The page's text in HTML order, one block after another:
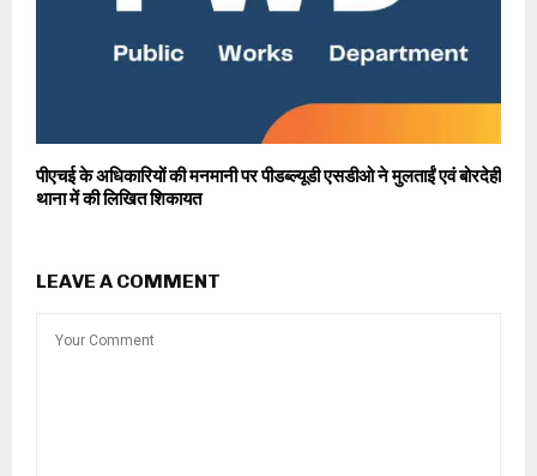
पीएचई के अधिकारियों की मनमानी पर पीडब्ल्यूडी एसडीओ ने मुलताईं एवं बोरदेही
थाना में की लिखित शिकायत
LEAVE A COMMENT